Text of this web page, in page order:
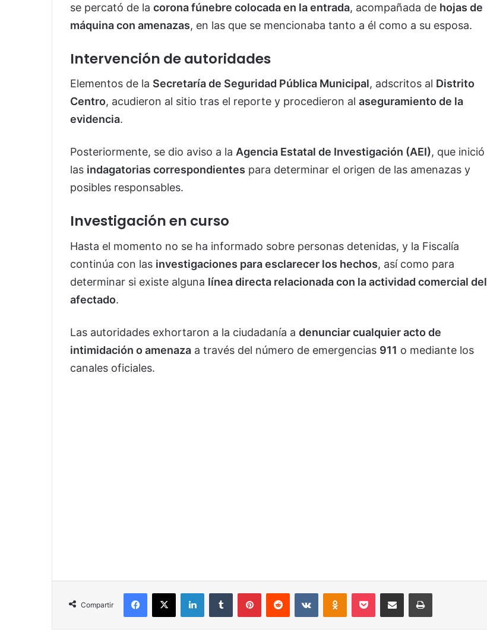
se percató de la corona fúnebre colocada en la entrada, acompañada de hojas de
máquina con amenazas, en las que se mencionaba tanto a él como a su esposa.
Intervención de autoridades
Elementos de la Secretaría de Seguridad Pública Municipal, adscritos al Distrito
Centro, acudieron al sitio tras el reporte y procedieron al aseguramiento de la
evidencia.
Posteriormente, se dio aviso a la Agencia Estatal de Investigación (AEI), que inició
las indagatorias correspondientes para determinar el origen de las amenazas y
posibles responsables.
Investigación en curso
Hasta el momento no se ha informado sobre personas detenidas, y la Fiscalía
continúa con las investigaciones para esclarecer los hechos, así como para
determinar si existe alguna línea directa relacionada con la actividad comercial del
afectado.
Las autoridades exhortaron a la ciudadanía a denunciar cualquier acto de
intimidación o amenaza a través del número de emergencias 911 o mediante los
canales oficiales.
Compartir
Facebook
X LinkedInTumblr PinterestReddit VKontakteOdnoklassniki
Pocket Share via Email Print